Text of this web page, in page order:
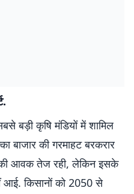
बड़ी कृषि मंडियों में शामिल
बाजार की गरमाहट बरकरार
की आवक तेज रही, लेकिन इसके
आई. किसानों को 2050 से